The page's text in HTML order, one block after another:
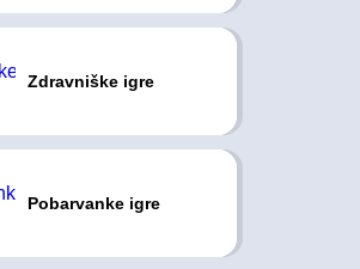
Zdravniške igre
Pobarvanke igre